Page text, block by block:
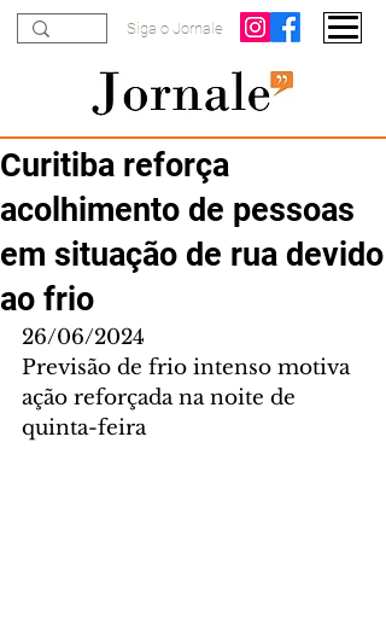
Siga o Jornale
Curitiba reforça
acolhimento de pessoas
em situação de rua devido
ao frio
26/06/2024
Previsão de frio intenso motiva
ação reforçada na noite de
quinta-feira